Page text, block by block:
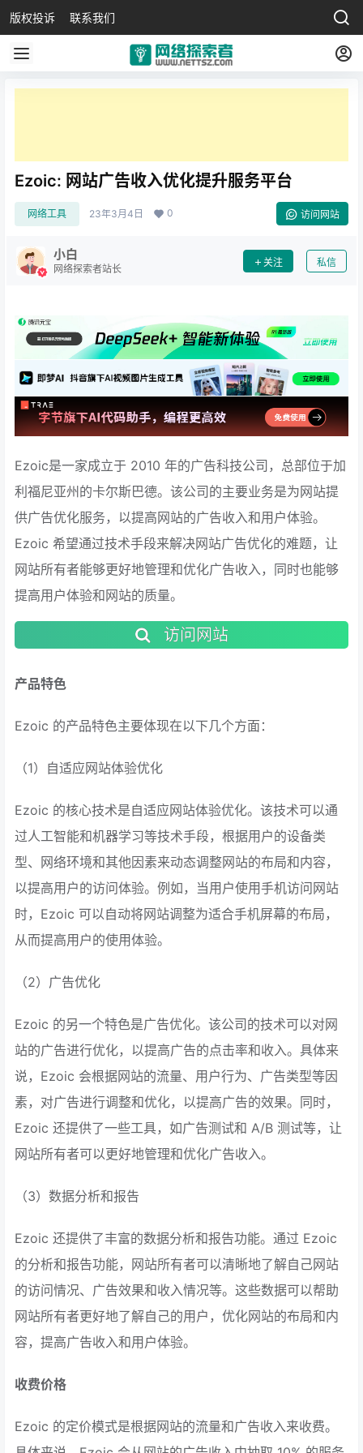
版权投诉 联系我们
Ezoic: 网站广告收入优化提升服务平台
网络工具 23年3月4日 0 访问网站
小白
网络探索者站长
关注 私信
Ezoic是一家成立于 2010 年的广告科技公司，总部位于加
利福尼亚州的卡尔斯巴德。该公司的主要业务是为网站提
供广告优化服务，以提高网站的广告收入和用户体验。
Ezoic 希望通过技术手段来解决网站广告优化的难题，让
网站所有者能够更好地管理和优化广告收入，同时也能够
提高用户体验和网站的质量。
访问网站
产品特色
Ezoic 的产品特色主要体现在以下几个方面：
（1）自适应网站体验优化
Ezoic 的核心技术是自适应网站体验优化。该技术可以通
过人工智能和机器学习等技术手段，根据用户的设备类
型、网络环境和其他因素来动态调整网站的布局和内容，
以提高用户的访问体验。例如，当用户使用手机访问网站
时，Ezoic 可以自动将网站调整为适合手机屏幕的布局，
从而提高用户的使用体验。
（2）广告优化
Ezoic 的另一个特色是广告优化。该公司的技术可以对网
站的广告进行优化，以提高广告的点击率和收入。具体来
说，Ezoic 会根据网站的流量、用户行为、广告类型等因
素，对广告进行调整和优化，以提高广告的效果。同时，
Ezoic 还提供了一些工具，如广告测试和 A/B 测试等，让
网站所有者可以更好地管理和优化广告收入。
（3）数据分析和报告
Ezoic 还提供了丰富的数据分析和报告功能。通过 Ezoic
的分析和报告功能，网站所有者可以清晰地了解自己网站
的访问情况、广告效果和收入情况等。这些数据可以帮助
网站所有者更好地了解自己的用户，优化网站的布局和内
容，提高广告收入和用户体验。
收费价格
Ezoic 的定价模式是根据网站的流量和广告收入来收费。